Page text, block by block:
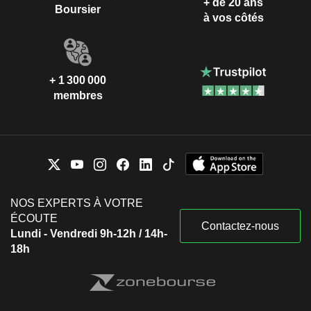
Boursier
+ de 20 ans
à vos côtés
+ 1 300 000
membres
NOS EXPERTS À VOTRE
ÉCOUTE
Lundi - Vendredi 9h-12h / 14h-
18h
Contactez-nous